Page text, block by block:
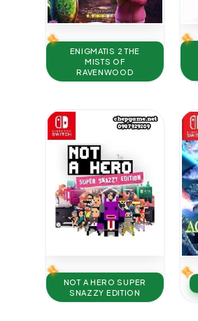
ENIGMATIS 2 THE
MISTS OF
RAVENWOOD
NOT A HERO SUPER
SNAZZY EDITION